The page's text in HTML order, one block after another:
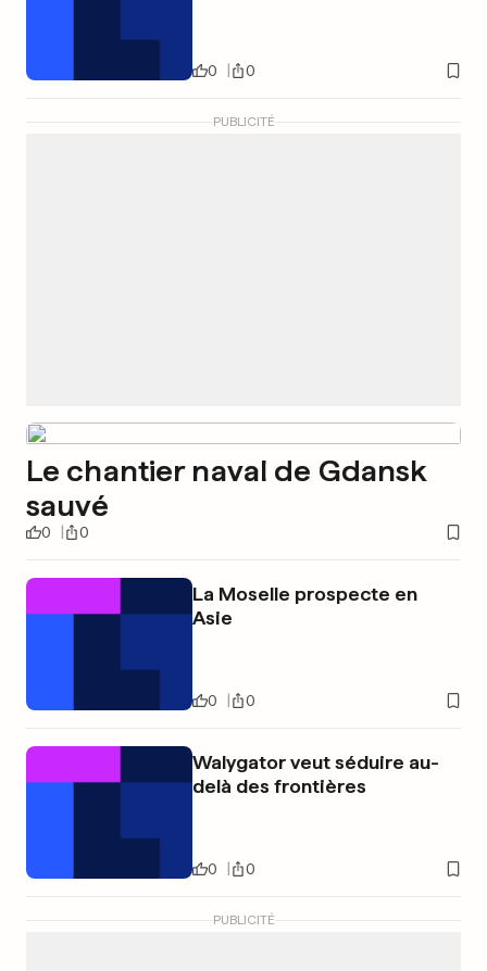
0 0
PUBLICITÉ
Le chantier naval de Gdansk
sauvé
0 0
La Moselle prospecte en
Asie
0 0
Walygator veut séduire au-
delà des frontières
0 0
PUBLICITÉ